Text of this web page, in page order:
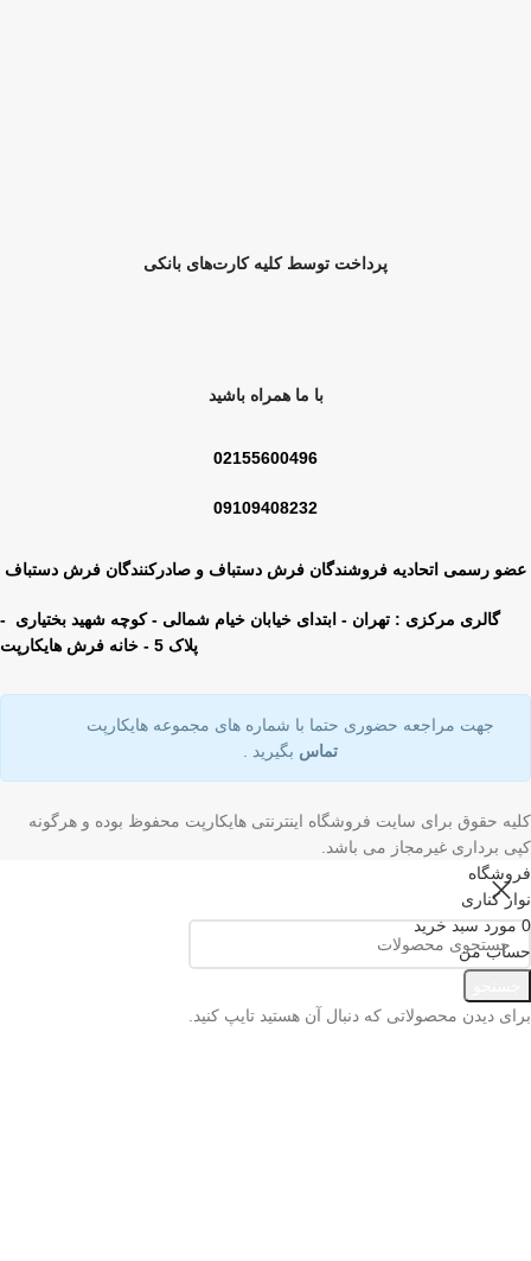
پرداخت توسط کلیه کارت‌های بانکی
با ما همراه باشید
02155600496
09109408232
عضو رسمی اتحادیه فروشندگان فرش دستباف و صادرکنندگان فرش دستباف
گالری مرکزی : تهران - ابتدای خیابان خیام شمالی - کوچه شهید بختیاری -
پلاک 5 - خانه فرش هایکارپت
جهت مراجعه حضوری حتما با شماره های مجموعه هایکارپت
تماس بگیرید .
کلیه حقوق برای سایت فروشگاه اینترنتی هایکارپت محفوظ بوده و هرگونه
کپی برداری غیرمجاز می باشد.
برای دیدن محصولاتی که دنبال آن هستید تایپ کنید.
فروشگاه
نوار کناری
0 مورد سبد خرید
حساب من
منو